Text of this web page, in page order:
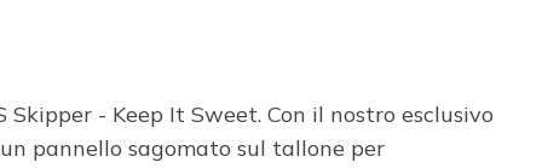
- Keep It Sweet. Con il nostro esclusivo
pannello sagomato sul tallone per